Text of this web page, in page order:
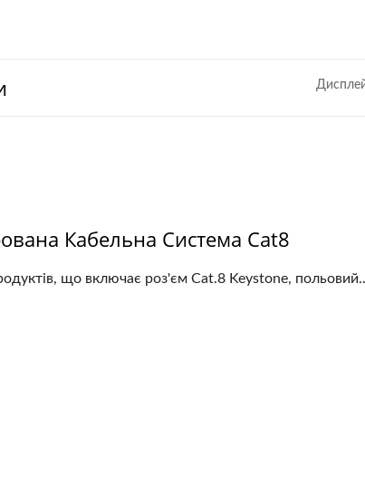
Кабельна Система Cat8
що включає роз'єм Cat.8 Keystone,